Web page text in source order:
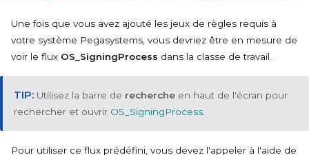
Une fois que vous avez ajouté les jeux de règles requis à
votre système Pegasystems , vous devriez être en mesure de
voir le flux OS_SigningProcess dans la classe de travail.
Utilisez la barre de recherche en haut de l'écran pour
rechercher et ouvrir OS_SigningProcess
Pour utiliser ce flux prédéfini, vous devez l'appeler à l'aide de